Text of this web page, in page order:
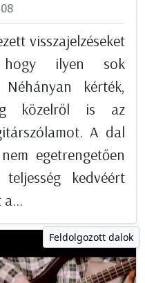
visszajelzéseket
hogy ilyen sok
kérték,
közelről is az
A dal
egetrengetően
kedvéért
Feldolgozott dalok